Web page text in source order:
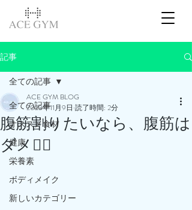
記事
全ての記事
オススメ食材
健康
栄養素
ボディメイク
新しいカテゴリー
全ての記事
腹筋割りたいなら、腹筋は
ダメ🙅‍♂️
ACE GYM BLOG
2023年11月9日 読了時間: 2分